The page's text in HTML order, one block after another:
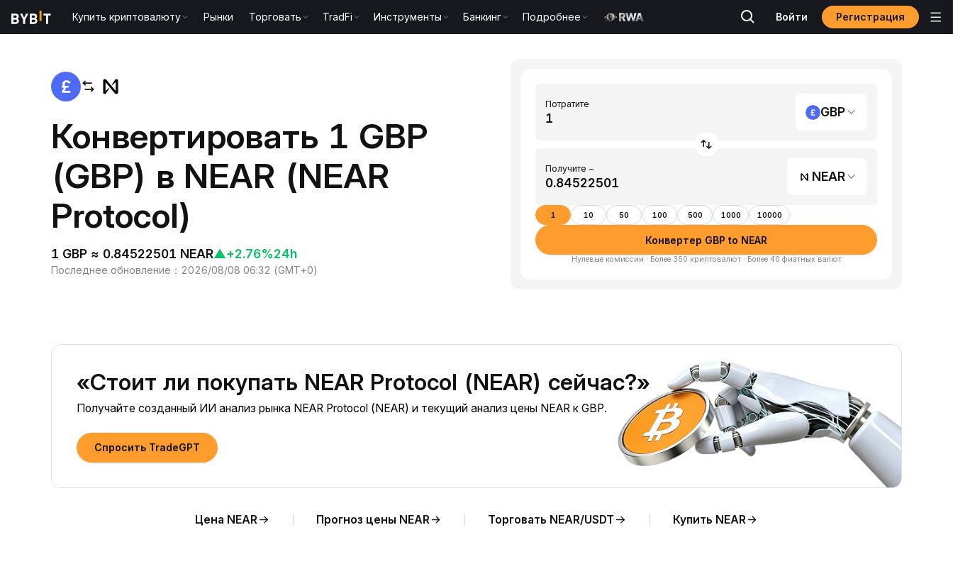
Купить криптовалюту Рынки Торговать TradFi Инструменты Банкинг Подробнее Войти Регистрация
Конвертировать 1 GBP
(GBP) в NEAR (NEAR
Protocol)
1 GBP ≈ 0.84522501 NEAR▲+2.76%24h
Последнее обновление ： 2026/08/08 06:32 (GMT+0)
Потратите
GBP
Получите ~
NEAR
1 10 50 100 500 1000 10000
Конвертер GBP to NEAR
Нулевые комиссии · Более 350 криптовалют · Более 40 фиатных валют
«Стоит ли покупать NEAR Protocol (NEAR) сейчас?»
Получайте созданный ИИ анализ рынка NEAR Protocol (NEAR) и текущий анализ цены NEAR к GBP.
Спросить TradeGPT
Цена NEAR Прогноз цены NEAR Торговать NEAR/USDT Купить NEAR